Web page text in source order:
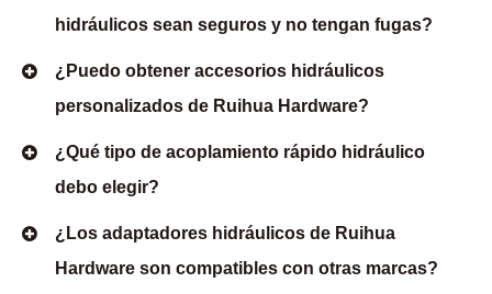
hidráulicos sean seguros y no tengan fugas?
¿Puedo obtener accesorios hidráulicos
personalizados de Ruihua Hardware?
¿Qué tipo de acoplamiento rápido hidráulico
debo elegir?
¿Los adaptadores hidráulicos de Ruihua
Hardware son compatibles con otras marcas?